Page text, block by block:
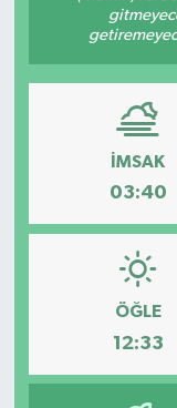
İMSAK
03:40
ÖĞLE
12:33
ÖZEL HABER
RESMİ